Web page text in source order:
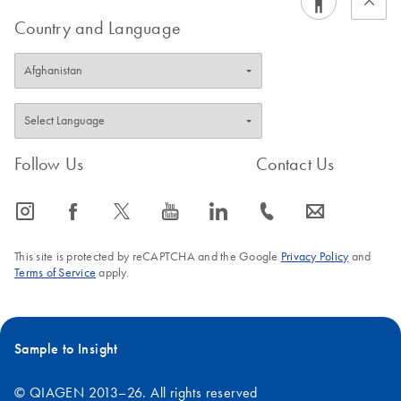
described in the therascreen
BRAF RGQ PCR Kit
Note: If your Rotor-Gene Q 5plex HRM or Rotor-Gene
Q MDx 5plex HRM has an earlier software version
installed, you can upgrade to Rotor-Gene Q Software
version 2.3 by downloading the software from the Rotor-
Gene Q or Rotor-Gene Q MDx product webpages.
Country and Language
Follow Us
icon_0065_instagram-s icon_0064_facebook-s icon_0340_cc_gen_x-s icon_0077_youtube-s icon_0066_linkedin-s
Contact Us
icon_0072_phone-s icon_0063_envelope-s
This site is protected by reCAPTCHA and the Google Privacy Policyand
Terms of Service apply.
Sample to Insight
© QIAGEN 2013–26. All rights reserved